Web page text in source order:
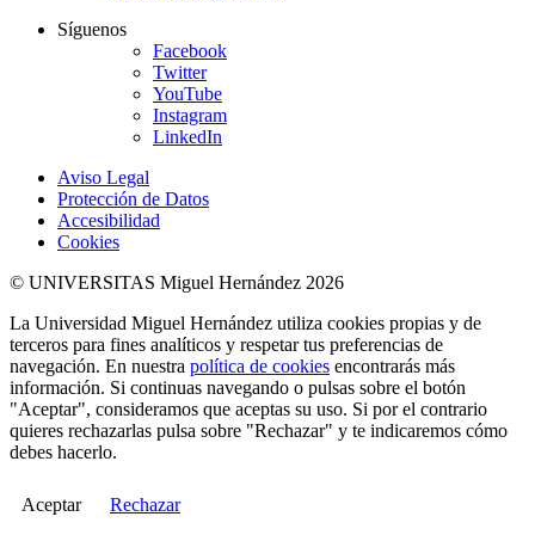
Síguenos
Facebook
Twitter
YouTube
Instagram
LinkedIn
Aviso Legal
Protección de Datos
Accesibilidad
Cookies
© UNIVERSITAS Miguel Hernández 2026
La Universidad Miguel Hernández utiliza cookies propias y de
terceros para fines analíticos y respetar tus preferencias de
navegación. En nuestra política de cookies encontrarás más
información. Si continuas navegando o pulsas sobre el botón
"Aceptar", consideramos que aceptas su uso. Si por el contrario
quieres rechazarlas pulsa sobre "Rechazar" y te indicaremos cómo
debes hacerlo.
Aceptar Rechazar